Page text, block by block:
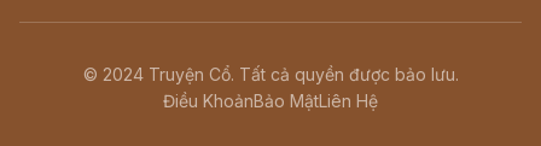
© 2024 Truyện Cổ. Tất cả quyền được bảo lưu.
Điều KhoảnBảo MậtLiên Hệ